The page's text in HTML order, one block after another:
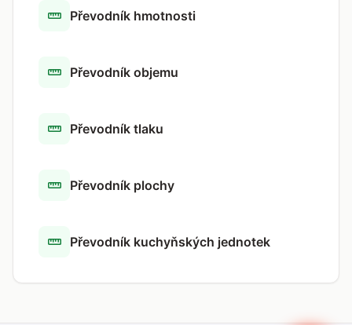
Převodník hmotnosti
Převodník objemu
Převodník tlaku
Převodník plochy
Převodník kuchyňských jednotek